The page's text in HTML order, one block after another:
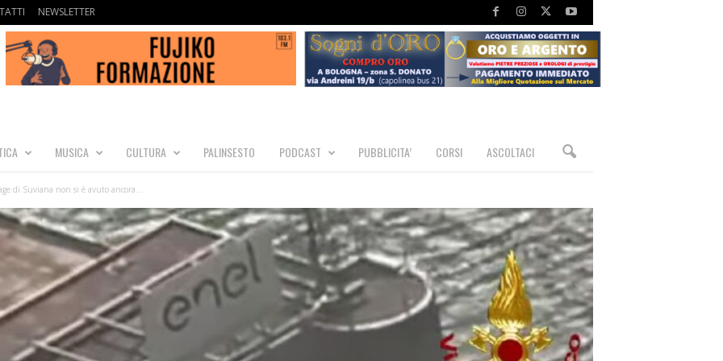
NEWSLETTER
MUSICA CULTURA PALINSESTO PODCAST PUBBLICITA’ CORSI ASCOLTACI
di Suviana non si è avuto ancora...